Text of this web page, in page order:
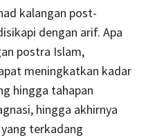
kalangan post-
dengan arif. Apa
postra Islam,
meningkatkan kadar
hingga tahapan
hingga akhirnya
terkadang